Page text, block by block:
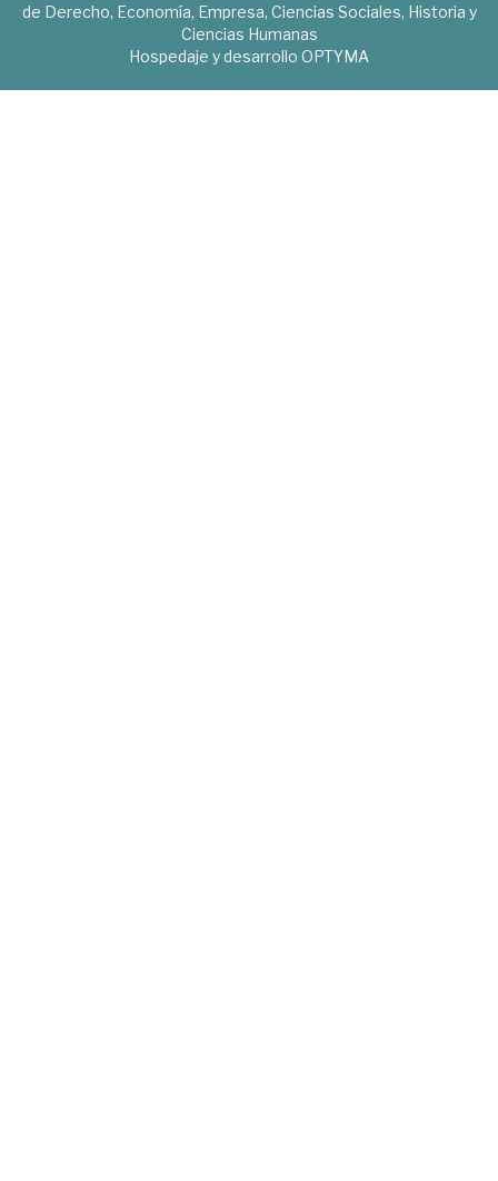
de Derecho, Economía, Empresa, Ciencias Sociales, Historia y
Ciencias Humanas
Hospedaje y desarrollo OPTYMA